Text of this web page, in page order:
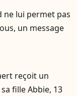
ne lui permet pas
un message
reçoit un
fille Abbie, 13